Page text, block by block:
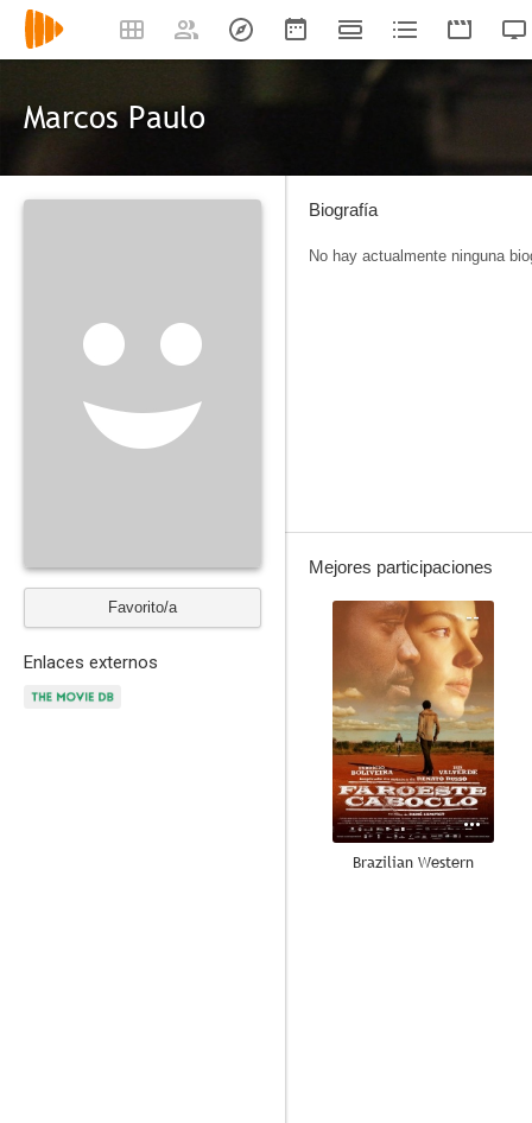
Marcos Paulo
Favorito/a
Enlaces externos
Biografía
No hay actualmente ninguna
Mejores participaciones
--
Brazilian Western